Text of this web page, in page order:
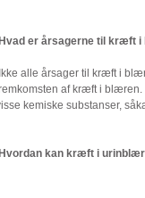
Hvad er årsagerne til kræft
Ikke alle årsager til kræft i
af kræft i
kemiske substanser,
Hvordan kan kræft i